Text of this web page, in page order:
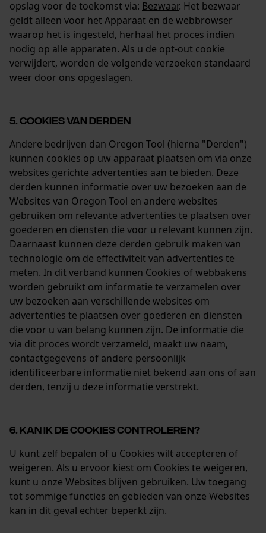
opslag voor de toekomst via: Bezwaar. Het bezwaar
geldt alleen voor het Apparaat en de webbrowser
waarop het is ingesteld, herhaal het proces indien
nodig op alle apparaten. Als u de opt-out cookie
verwijdert, worden de volgende verzoeken standaard
weer door ons opgeslagen.
5. COOKIES VAN DERDEN
Andere bedrijven dan Oregon Tool (hierna "Derden")
kunnen cookies op uw apparaat plaatsen om via onze
websites gerichte advertenties aan te bieden. Deze
derden kunnen informatie over uw bezoeken aan de
Websites van Oregon Tool en andere websites
gebruiken om relevante advertenties te plaatsen over
goederen en diensten die voor u relevant kunnen zijn.
Daarnaast kunnen deze derden gebruik maken van
technologie om de effectiviteit van advertenties te
meten. In dit verband kunnen Cookies of webbakens
worden gebruikt om informatie te verzamelen over
uw bezoeken aan verschillende websites om
advertenties te plaatsen over goederen en diensten
die voor u van belang kunnen zijn. De informatie die
via dit proces wordt verzameld, maakt uw naam,
contactgegevens of andere persoonlijk
identificeerbare informatie niet bekend aan ons of aan
derden, tenzij u deze informatie verstrekt.
6. KAN IK DE COOKIES CONTROLEREN?
U kunt zelf bepalen of u Cookies wilt accepteren of
weigeren. Als u ervoor kiest om Cookies te weigeren,
kunt u onze Websites blijven gebruiken. Uw toegang
tot sommige functies en gebieden van onze Websites
kan in dit geval echter beperkt zijn.